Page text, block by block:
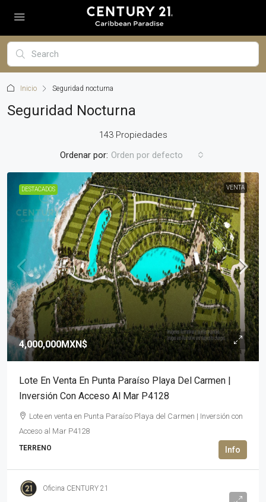
Inicio Seguridad nocturna
Seguridad Nocturna
143 Propiedades
Ordenar por: Orden por defecto
DESTACADOS VENTA
4,000,000MXN$
Lote En Venta En Punta Paraíso Playa Del Carmen |
Inversión Con Acceso Al Mar P4128
Lote en venta en Punta Paraíso Playa del Carmen | Inversión con
Acceso al Mar P4128
TERRENO
Oficina CENTURY 21